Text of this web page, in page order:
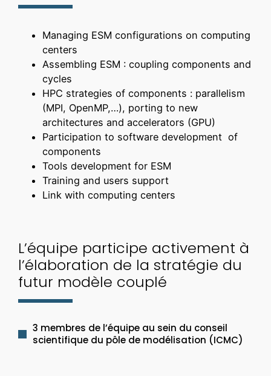
Managing ESM configurations on computing
centers
Assembling ESM : coupling components and
cycles
HPC strategies of components : parallelism
(MPI, OpenMP,…), porting to new
architectures and accelerators (GPU)
Participation to software development of
components
Tools development for ESM
Training and users support
Link with computing centers
L’équipe participe activement à
l’élaboration de la stratégie du
futur modèle couplé
3 membres de l’équipe au sein du conseil
scientifique du pôle de modélisation (ICMC)